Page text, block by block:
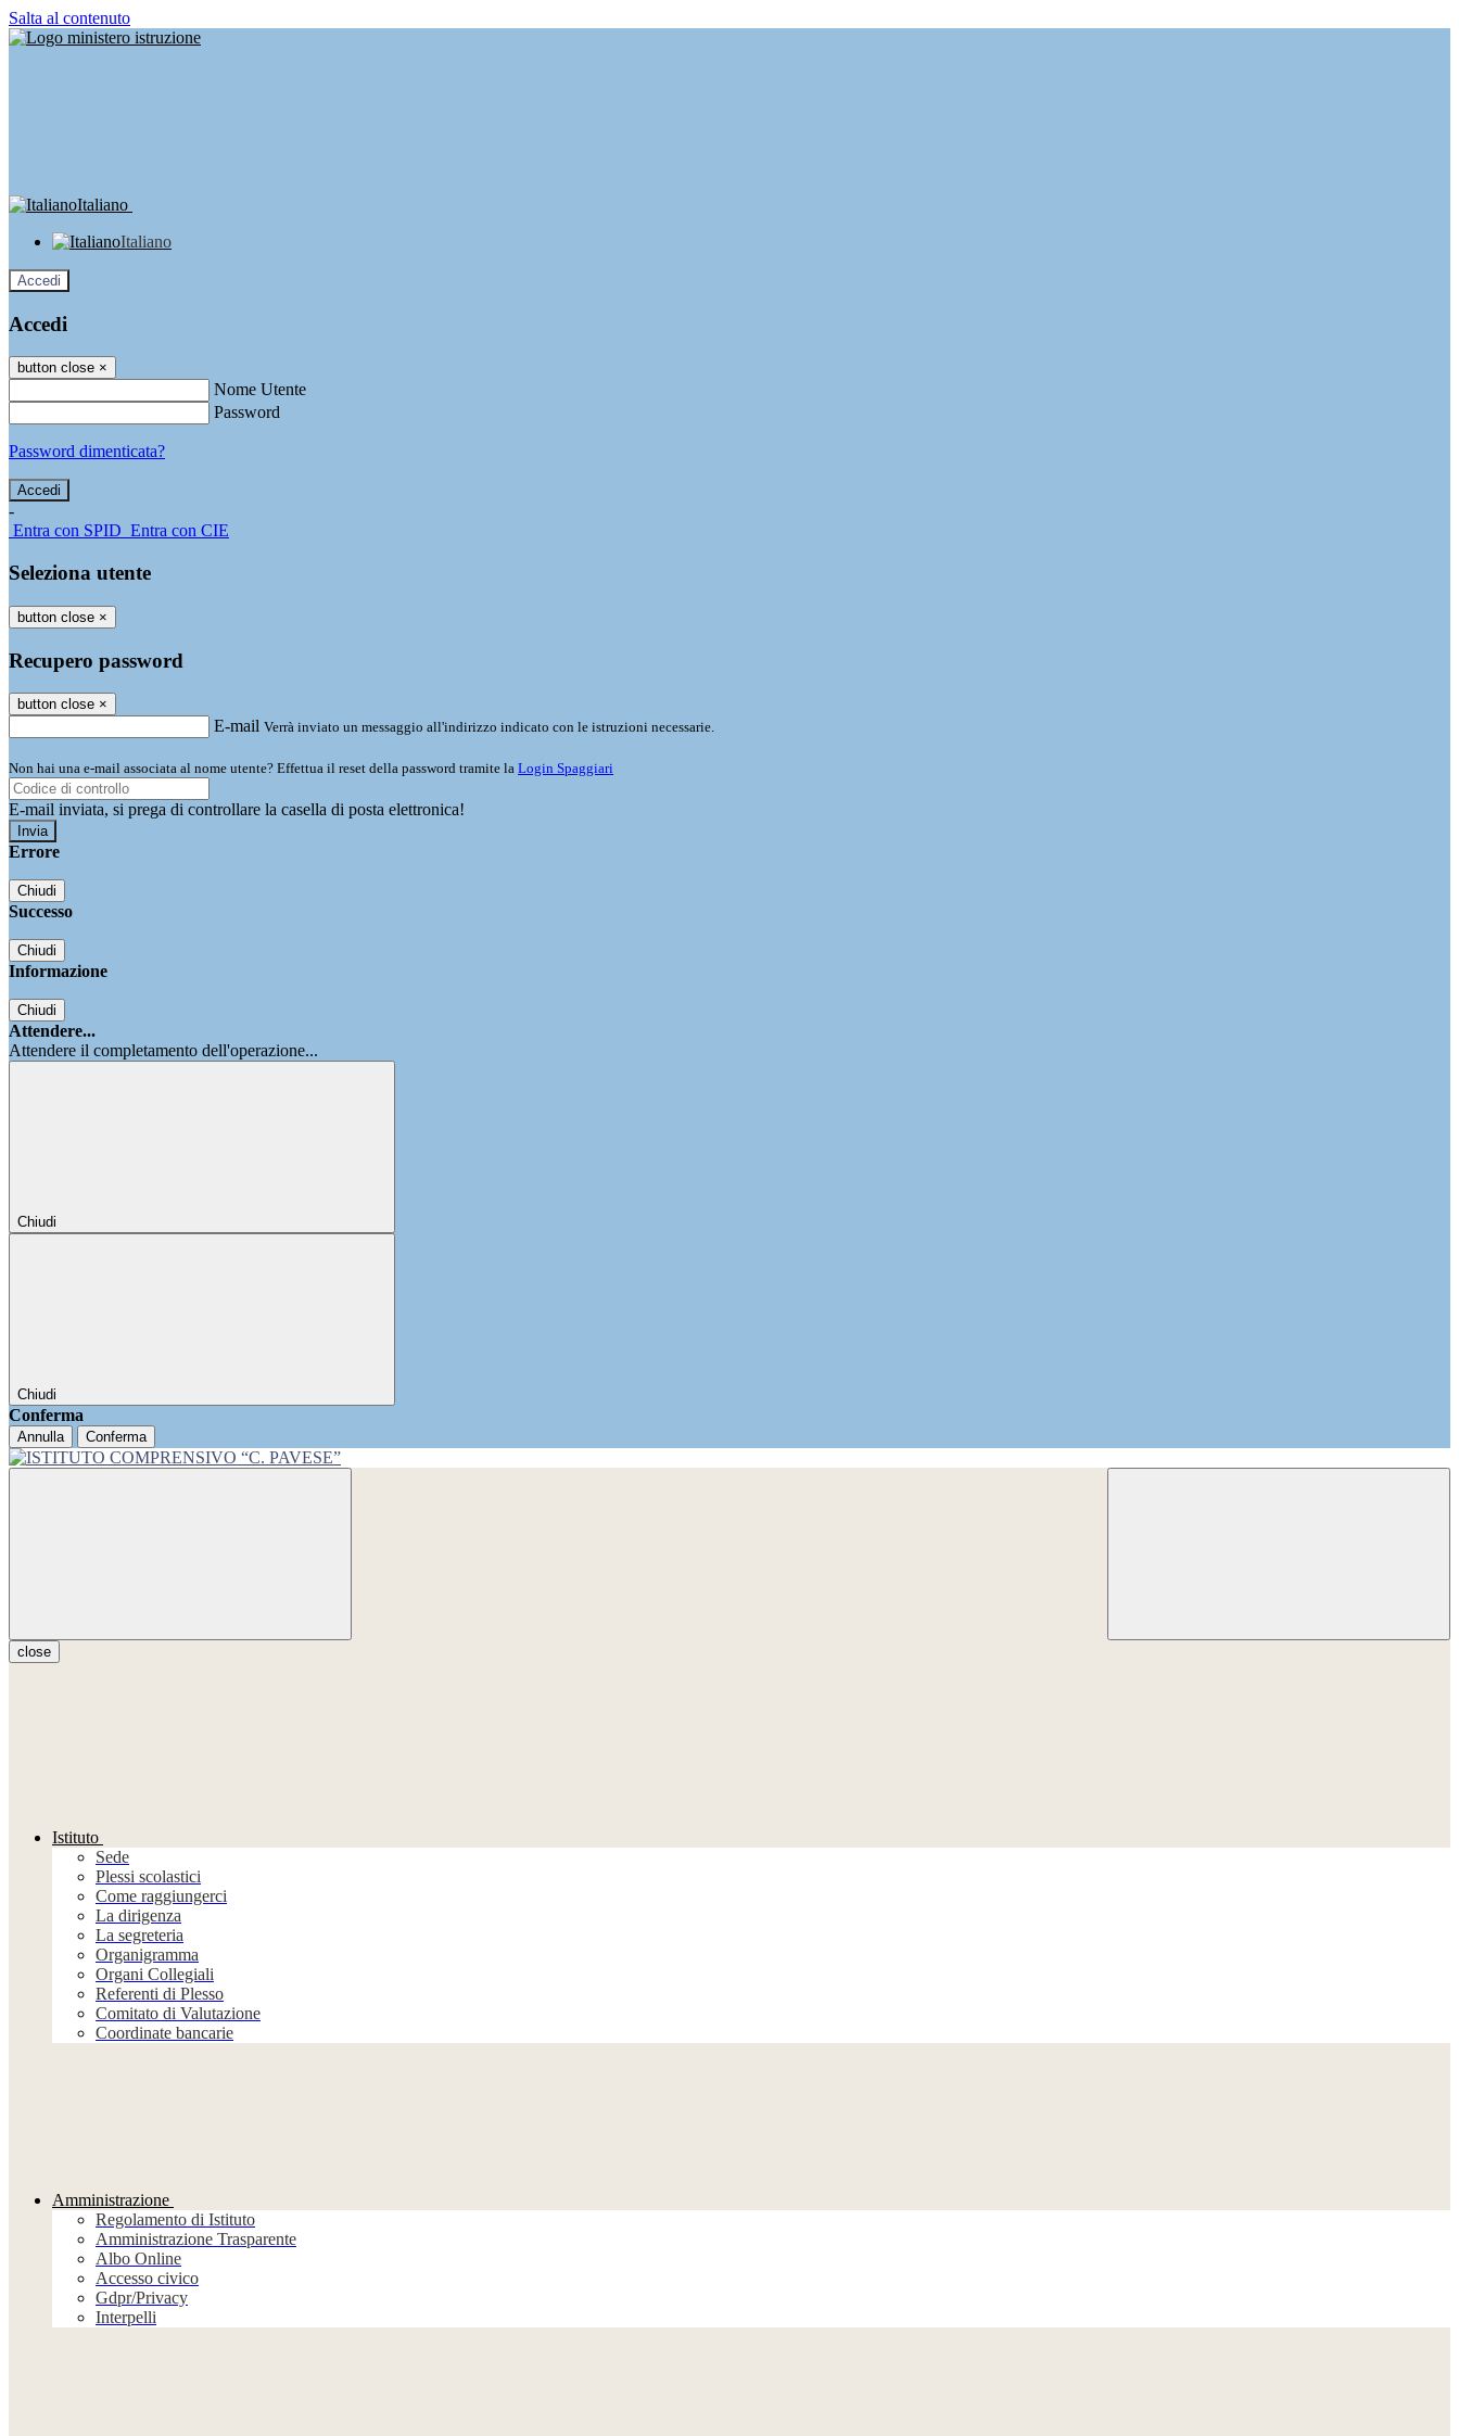
Salta al contenuto
Italiano
Italiano
Accedi
Accedi
button close ×
Nome Utente
Password
Password dimenticata?
-
Entra con SPID Entra con CIE
Seleziona utente
button close ×
Recupero password
button close ×
E-mail Verrà inviato un messaggio all'indirizzo indicato con le istruzioni necessarie.
Non hai una e-mail associata al nome utente? Effettua il reset della password tramite la Login Spaggiari
E-mail inviata, si prega di controllare la casella di posta elettronica!
Errore
Chiudi
Successo
Chiudi
Informazione
Chiudi
Attendere...
Attendere il completamento dell'operazione...
Chiudi
Chiudi
Conferma
Annulla Conferma
close
Istituto
Sede
Plessi scolastici
Come raggiungerci
La dirigenza
La segreteria
Organigramma
Organi Collegiali
Referenti di Plesso
Comitato di Valutazione
Coordinate bancarie
Amministrazione
Regolamento di Istituto
Amministrazione Trasparente
Albo Online
Accesso civico
Gdpr/Privacy
Interpelli